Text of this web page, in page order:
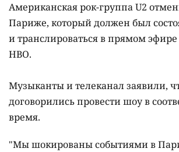
Американская рок-группа U2
Париже, который должен был
и транслироваться в прямом эфире
HBO.
Музыканты и телеканал заявили,
договорились провести шоу в
время.
"Мы шокированы событиями в